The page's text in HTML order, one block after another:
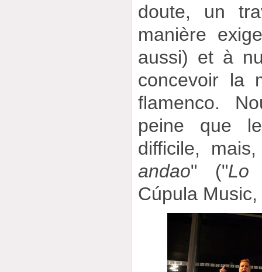
doute, un
manière
aussi) et à
concevoir la
flamenco.
peine que
difficile,
andao" ("Lo
Cúpula